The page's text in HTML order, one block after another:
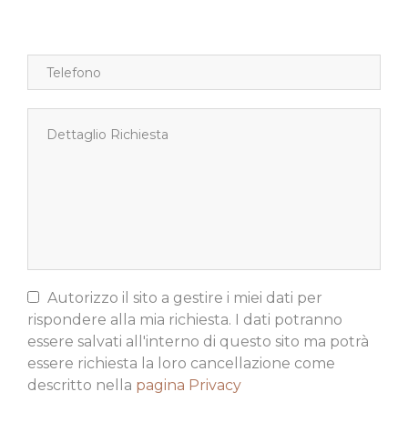
Autorizzo il sito a gestire i miei dati per
rispondere alla mia richiesta. I dati potranno
essere salvati all'interno di questo sito ma potrà
essere richiesta la loro cancellazione come
descritto nella pagina Privacy